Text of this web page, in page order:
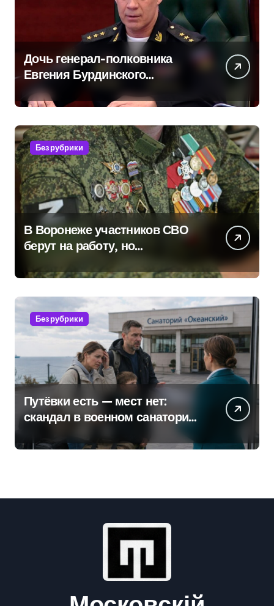
Дочь генерал-полковника
Евгения Бурдинского
оказывает платные услуги по
вопросам военной службы и
бронирования
Без рубрики
В Воронеже участников СВО
берут на работу, но
удержаться удаётся не всем
Без рубрики
Путёвки есть — мест нет:
скандал в военном санатории